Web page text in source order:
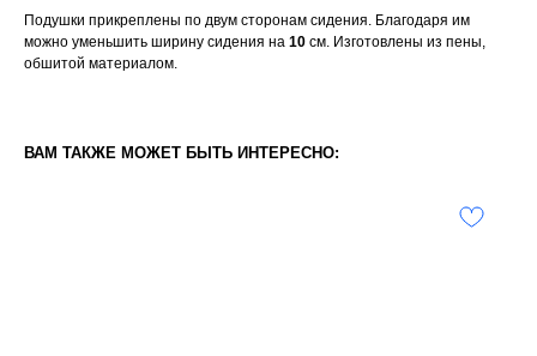
Подушки прикреплены по двум сторонам сидения. Благодаря им
можно уменьшить ширину сидения на 10 см. Изготовлены из пены,
обшитой материалом.
ВАМ ТАКЖЕ МОЖЕТ БЫТЬ ИНТЕРЕСНО: